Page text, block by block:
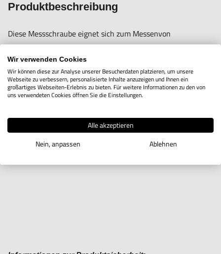
Varsseveld/ Netherlands, email: Info@hogetex.com
Produktbeschreibung
Diese Messschraube eignet sich zum Messenvon
Auf der großen kreisförmigen Uhrskala lässt sich der
Messwert schnell und komfortabel ablesen.
Die flachen Messflächen sind aus Hartmetall.
• Genauigkeit: ±0,004mm
Wir verwenden Cookies
Wir können diese zur Analyse unserer Besucherdaten platzieren, um unsere
Webseite zu verbessern, personalisierte Inhalte anzuzeigen und Ihnen ein
großartiges Webseiten-Erlebnis zu bieten. Für weitere Informationen zu den von
uns verwendeten Cookies öffnen Sie die Einstellungen.
Alle akzeptieren
Nein, anpassen
Ablehnen